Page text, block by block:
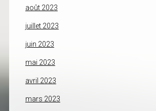
août 2023
juillet 2023
juin 2023
mai 2023
avril 2023
mars 2023